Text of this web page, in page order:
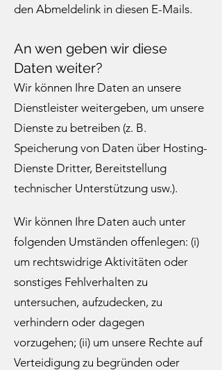
den Abmeldelink in diesen E-Mails.
An wen geben wir diese
Daten weiter?
Wir können Ihre Daten an unsere
Dienstleister weitergeben, um unsere
Dienste zu betreiben (z. B.
Speicherung von Daten über Hosting-
Dienste Dritter, Bereitstellung
technischer Unterstützung usw.).
Wir können Ihre Daten auch unter
folgenden Umständen offenlegen: (i)
um rechtswidrige Aktivitäten oder
sonstiges Fehlverhalten zu
untersuchen, aufzudecken, zu
verhindern oder dagegen
vorzugehen; (ii) um unsere Rechte auf
Verteidigung zu begründen oder